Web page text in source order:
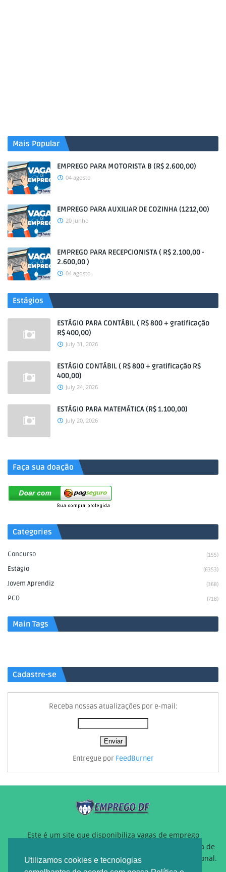
Utilizamos cookies e tecnologias
Mais Popular
EMPREGO PARA MOTORISTA B (R$ 2.600,00)
04 agosto
EMPREGO PARA AUXILIAR DE COZINHA (1212,00)
20 junho
EMPREGO PARA RECEPCIONISTA ( R$ 2.100,00 -
2.600,00 )
04 agosto
Estágios
ESTÁGIO PARA CONTÁBIL ( R$ 800 + gratificação
R$ 400,00)
July 31, 2026
ESTÁGIO CONTÁBIL ( R$ 800 + gratificação R$
400,00)
July 24, 2026
ESTÁGIO PARA MATEMÁTICA (R$ 1.100,00)
July 20, 2026
Faça sua doação
Categories
Concurso (155)
Estágio (6353)
Jovem Aprendiz (368)
PCD (718)
Main Tags
Cadastre-se
Receba nossas atualizações por e-mail:
Entregue por FeedBurner
Este é um site que disponibiliza vagas de emprego
gratuitamente para auxiliar pessoas que estão a procura de
um novo emprego ou querem reposicionamento profissional.